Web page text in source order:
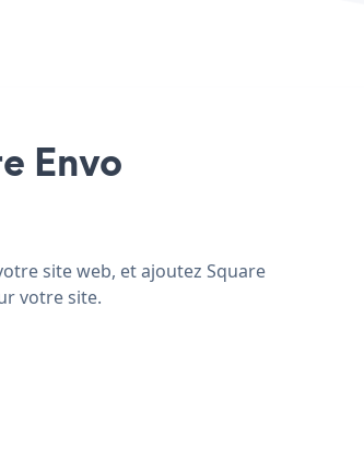
Envo
site web, et ajoutez Square
votre site.